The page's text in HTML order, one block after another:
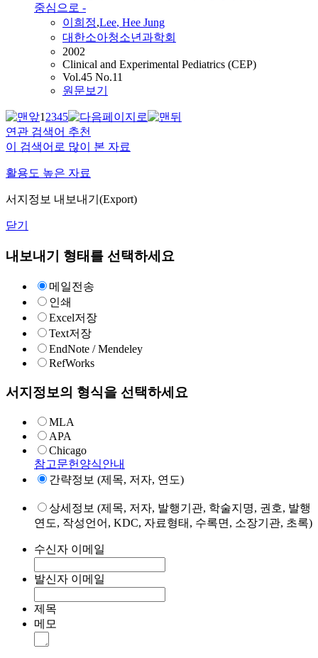
중심으로 -
이희정,Lee, Hee Jung
대한소아청소년과학회
2002
Clinical and Experimental Pediatrics (CEP)
Vol.45 No.11
원문보기
12345
연관 검색어 추천
이 검색어로 많이 본 자료
활용도 높은 자료
서지정보 내보내기(Export)
닫기
내보내기 형태를 선택하세요
메일전송
인쇄
Excel저장
Text저장
EndNote / Mendeley
RefWorks
서지정보의 형식을 선택하세요
MLA
APA
Chicago
참고문헌양식안내
간략정보 (제목, 저자, 연도)
상세정보 (제목, 저자, 발행기관, 학술지명, 권호, 발행
연도, 작성언어, KDC, 자료형태, 수록면, 소장기관, 초록)
수신자 이메일
발신자 이메일
제목
메모